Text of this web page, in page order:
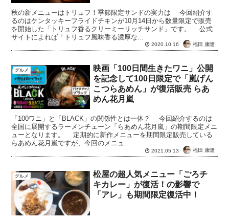
秋の新メニューはトリュフ！季節限定サンドの実力は 今回紹介す
るのはケンタッキーフライドチキンが10月14日から数量限定で販売
を開始した「トリュフ香るクリーミーリッチサンド」です。 公式
サイトによれば「トリュフ風味香る濃厚な...
2020.10.16 福田 康隆
グルメ
映画「100日間生きたワニ」公開
を記念して100日限定で「嵐げん
こつらあめん」が復活販売 らあ
めん花月嵐
「100ワニ」と「BLACK」の関係性とは一体？ 今回紹介するのは
全国に展開するラーメンチェーン「らあめん花月嵐」の期間限定メニ
ューとなります。 定期的に新作メニューを期間限定販売している
らあめん花月嵐ですが、今回のメニュ...
2021.05.13 福田 康隆
グルメ
松屋の超人気メニュー「ごろチ
キカレー」が復活！の影響で
「アレ」も期間限定復活中！